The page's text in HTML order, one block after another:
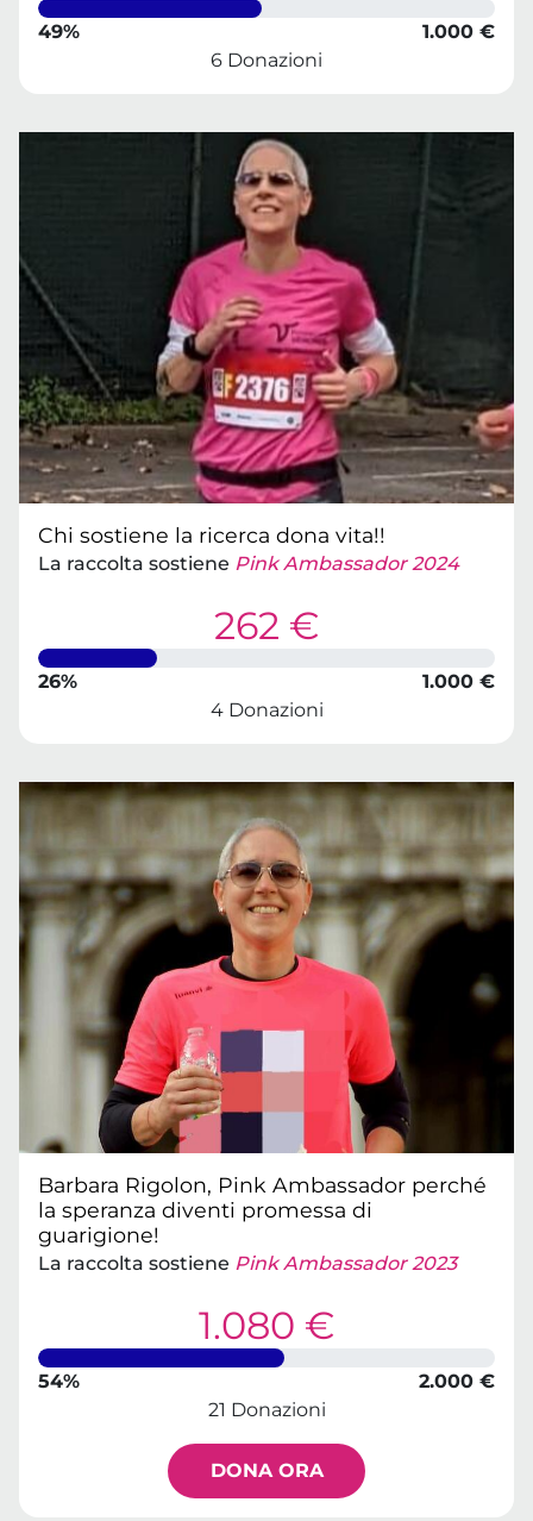
49%
1.000 €
6 Donazioni
Chi sostiene la ricerca dona vita!!
La raccolta sostiene Pink Ambassador 2024
262 €
26%
1.000 €
4 Donazioni
Barbara Rigolon, Pink Ambassador perché
la speranza diventi promessa di
guarigione!
La raccolta sostiene Pink Ambassador 2023
1.080 €
54%
2.000 €
21 Donazioni
DONA ORA